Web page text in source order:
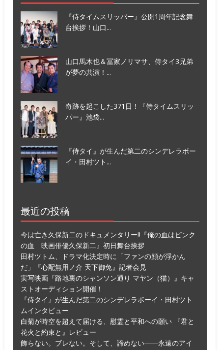
『侍タイムスリッパー』公開1周年記念舞
台挨拶！山口...
山口馬木也＆冨家ノリマサ、侍タイ3兄弟
が夢の共演！...
奇跡を起こした371日！『侍タイムスリッ
パー』池袋...
『侍タイ』が生んだ第二のシンデレラボー
イ・田村ツト...
最近の投稿
今は亡き久保新二のドキュメンタリー!!『俺の血はピンク
の血 映画俳優久保新二』初日舞台挨拶
田村ツトム、ドラマ化決定時に「ファンの顔が浮かん
だ」『心配無用ノ介 天下御免』記者会見
実写映画『路地裏のシャンソン通り マヤン（猫）』キャ
ストオーディション開催！
『侍タイ』が生んだ第二のシンデレラボーイ・田村ツト
ムインタビュー
白菊が時空を超えて届ける、慰霊と平和への願い 『君と
花火と約束と』レビュー
飾らない。ブレない。そして、諦めない――永遠のアイ